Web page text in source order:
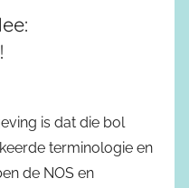
is dat die bol
terminologie en
de NOS en